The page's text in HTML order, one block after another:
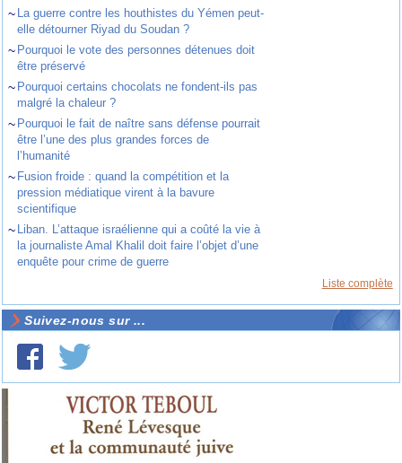
~ La guerre contre les houthistes du Yémen peut-
elle détourner Riyad du Soudan ?
~ Pourquoi le vote des personnes détenues doit
être préservé
~ Pourquoi certains chocolats ne fondent-ils pas
malgré la chaleur ?
~ Pourquoi le fait de naître sans défense pourrait
être l’une des plus grandes forces de
l’humanité
~ Fusion froide : quand la compétition et la
pression médiatique virent à la bavure
scientifique
~ Liban. L’attaque israélienne qui a coûté la vie à
la journaliste Amal Khalil doit faire l’objet d’une
enquête pour crime de guerre
Liste complète
Suivez-nous sur ...